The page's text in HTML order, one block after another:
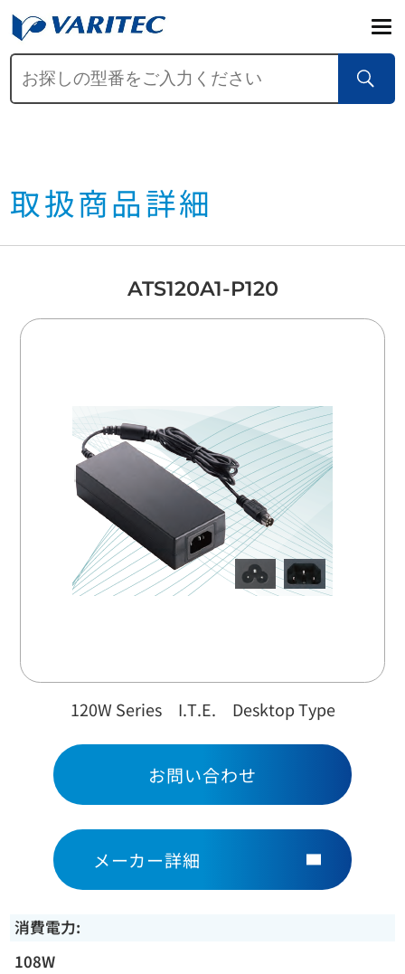
取扱商品詳細
ATS120A1-P120
120W Series I.T.E. Desktop Type
お問い合わせ
メーカー詳細
消費電力:
108W
お問い合わせ